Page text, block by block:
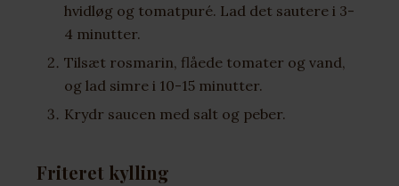
hvidløg og tomatpuré. Lad det sautere i 3-
4 minutter.
Tilsæt rosmarin, flåede tomater og vand,
og lad simre i 10-15 minutter.
Krydr saucen med salt og peber.
Friteret kylling